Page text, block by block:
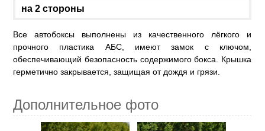
на 2 стороны
Все автобоксы выполнены из качественного лёгкого и
прочного пластика АБС, имеют замок с ключом,
обеспечивающий безопасность содержимого бокса. Крышка
герметично закрывается, защищая от дождя и грязи.
Дополнительное фото